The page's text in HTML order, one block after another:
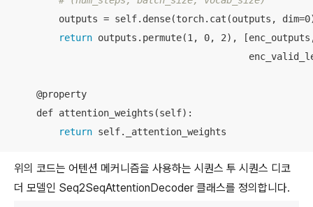
outputs = self.dense(torch.cat(outputs,
return outputs.permute(1, 0, 2),
    @property
    def attention_weights(self):
return self._attention_weights
위의 코드는 어텐션 메커니즘을 사용하는 시퀀스 투 시퀀스 디코
더 모델인 Seq2SeqAttentionDecoder 클래스를 정의합니다.